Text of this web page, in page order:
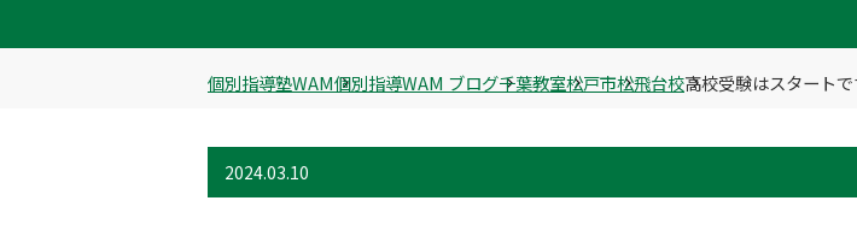
個別指導塾WAM個別指導WAM ブログ千葉教室松戸市松飛台校高校受験はスタート
2024.03.10